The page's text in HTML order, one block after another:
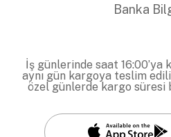
Banka
İş günlerinde saat
aynı gün kargoya teslim
özel günlerde kargo süresi